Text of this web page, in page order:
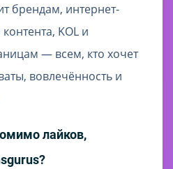
брендам, интернет-
KOL и
— всем, кто хочет
вовлечённость и
лайков,